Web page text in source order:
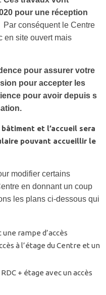
pour une réception
Par conséquent le Centre
en site ouvert mais
pour assurer votre
pour accepter les
pour avoir depuis s
et l’accueil sera
pouvant accueillir le
modifier certains
en donnant un coup
les plans ci-dessous qui
rampe d’accès
à l’étage du Centre et un
+ étage avec un accès